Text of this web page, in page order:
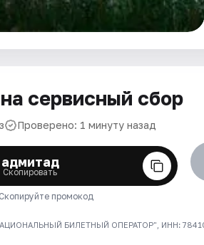
сервисный сбор
Проверено: 1 минуту назад
адмитад
Скопировать
промокод
БИЛЕТНЫЙ ОПЕРАТОР", ИНН: